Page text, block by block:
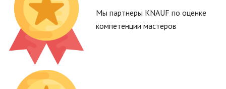
Мы партнеры KNAUF по оценке
компетенции мастеров